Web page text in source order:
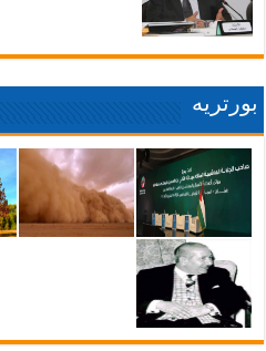
بورتريه